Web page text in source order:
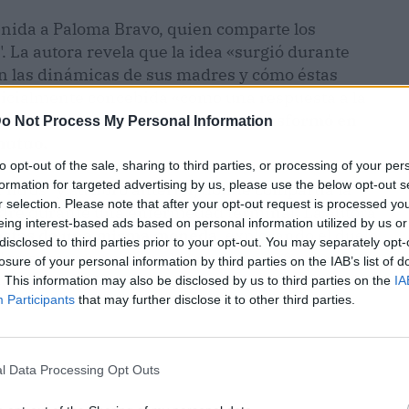
Not Process My Personal Information
opt-out of the sale, sharing to third parties, or processing of your
for targeted advertising by us, please use the below opt-out
selection. Please note that after your opt-out request is processed
interest-based ads based on personal information utilized by us
to third parties prior to your opt-out. You may separately
of your personal information by third parties on the IAB’s list of
This information may also be disclosed by us to third parties on the
Participants that may further disclose it to other third parties.
Data Processing Opt Outs
a Paloma Bravo, quien comparte los
autora revela que la idea «surgió durante
dinámicas de sus madres y cómo éstas
concebida «como una respuesta a la
de la misma manera»,se transformó en
y su libro anterior, donde compartía la
durante una enfermedad terminal. La autora
de una misma moneda , explorando el duelo
sumerge en cómo las mujeres enfrentan la
a madres que han perdido a sus parejas.